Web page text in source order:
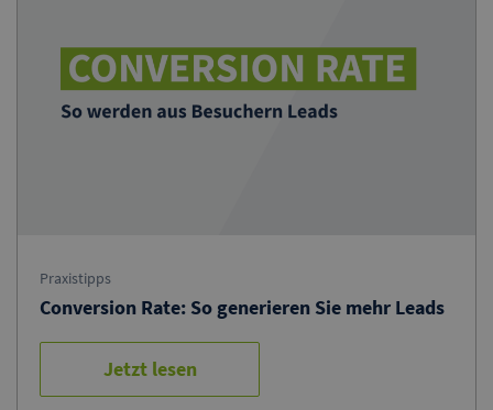
Praxistipps
Conversion Rate: So generieren Sie mehr Leads
Jetzt lesen